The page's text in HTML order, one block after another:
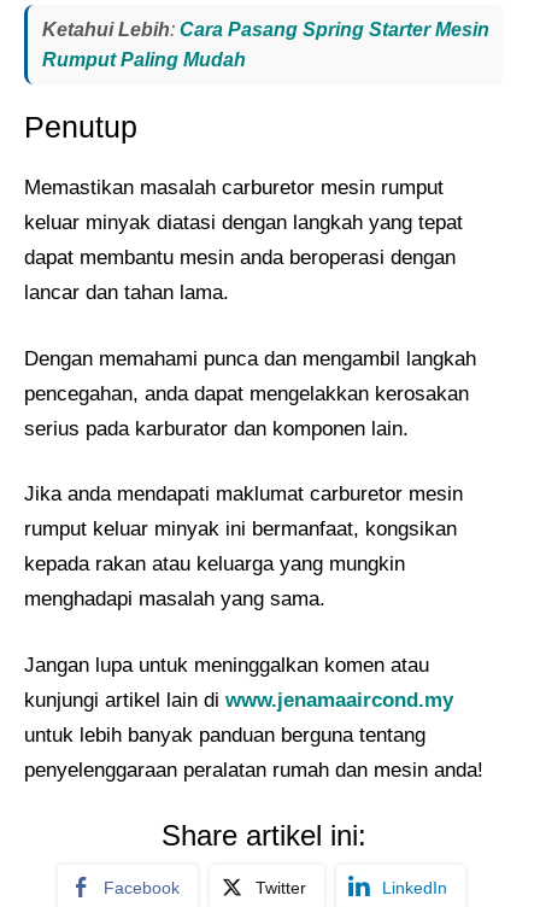
Ketahui Lebih: Cara Pasang Spring Starter Mesin
Rumput Paling Mudah
Penutup
Memastikan masalah carburetor mesin rumput
keluar minyak diatasi dengan langkah yang tepat
dapat membantu mesin anda beroperasi dengan
lancar dan tahan lama.
Dengan memahami punca dan mengambil langkah
pencegahan, anda dapat mengelakkan kerosakan
serius pada karburator dan komponen lain.
Jika anda mendapati maklumat carburetor mesin
rumput keluar minyak ini bermanfaat, kongsikan
kepada rakan atau keluarga yang mungkin
menghadapi masalah yang sama.
Jangan lupa untuk meninggalkan komen atau
kunjungi artikel lain di www.jenamaaircond.my
untuk lebih banyak panduan berguna tentang
penyelenggaraan peralatan rumah dan mesin anda!
Share artikel ini:
Facebook Twitter LinkedIn